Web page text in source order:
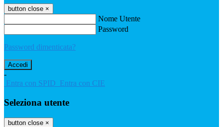
button close ×
Nome Utente
Password
Password dimenticata?
-
Entra con SPID Entra con CIE
Seleziona utente
button close ×